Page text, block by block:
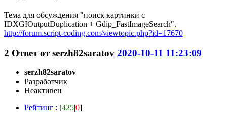
Тема для обсуждения "поиск картинки с
IDXGIOutputDuplication + Gdip_FastImageSearch".
http://forum.script-coding.com/viewtopic.php?id=17670
2 Ответ отserzh82saratov 2020-10-11 11:23:09
serzh82saratov
Разработчик
Неактивен
Рейтинг : [425|0]